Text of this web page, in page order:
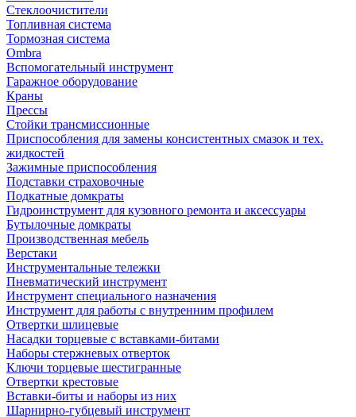
Стеклоочистители
Топливная система
Тормозная система
Ombra
Вспомогательный инструмент
Гаражное оборудование
Краны
Прессы
Стойки трансмиссионные
Приспособления для замены консистентных смазок и тех.
жидкостей
Зажимные приспособления
Подставки страховочные
Подкатные домкраты
Гидроинструмент для кузовного ремонта и аксессуары
Бутылочные домкраты
Производственная мебель
Верстаки
Инструментальные тележки
Пневматический инструмент
Инструмент специального назначения
Инструмент для работы с внутренним профилем
Отвертки шлицевые
Насадки торцевые с вставками-битами
Наборы стержневых отверток
Ключи торцевые шестигранные
Отвертки крестовые
Вставки-биты и наборы из них
Шарнирно-губцевый инструмент